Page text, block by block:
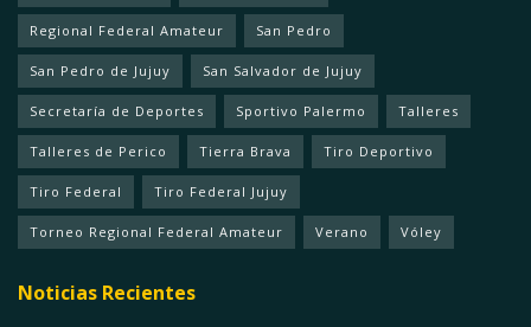
Regional Federal Amateur San Pedro
San Pedro de Jujuy San Salvador de Jujuy
Secretaría de Deportes Sportivo Palermo Talleres
Talleres de Perico Tierra Brava Tiro Deportivo
Tiro Federal Tiro Federal Jujuy
Torneo Regional Federal Amateur Verano Vóley
Noticias Recientes